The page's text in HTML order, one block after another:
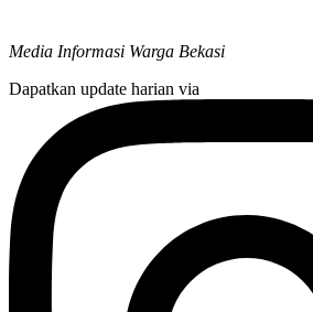
Media Informasi Warga Bekasi
Dapatkan update harian via